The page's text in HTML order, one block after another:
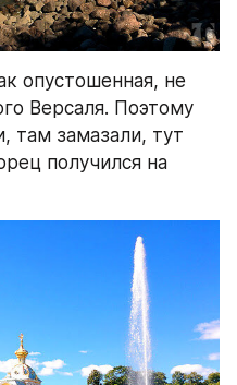
опустошенная, не
Версаля. Поэтому
там замазали, тут
получился на